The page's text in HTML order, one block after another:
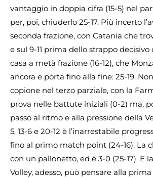
vantaggio in doppia cifra (15-5) nel
per, poi, chiuderlo 25-17. Più incerto
seconda frazione, con Catania che
e sul 9-11 prima dello strappo
casa a metà frazione (16-12), che
ancora e porta fino alla fine: 25-19.
copione nel terzo parziale, con la
prova nelle battute iniziali (0-2) ma,
passo al ritmo e alla pressione della
5, 13-6 e 20-12 è l’inarrestabile
fino al primo match point (24-16). La
con un pallonetto, ed è 3-0 (25-17). E
Volley, adesso, può pensare alla